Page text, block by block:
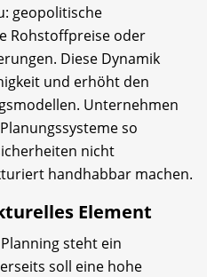
geopolitische
Rohstoffpreise oder
Diese Dynamik
und erhöht den
Unternehmen
so
nicht
handhabbar machen.
Element
steht ein
soll eine hohe